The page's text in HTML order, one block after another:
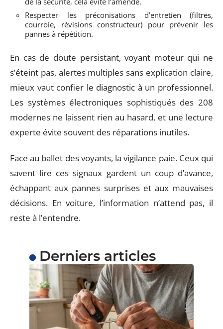
Respecter les préconisations d’entretien (filtres,
courroie, révisions constructeur) pour prévenir les
pannes à répétition.
En cas de doute persistant, voyant moteur qui ne
s’éteint pas, alertes multiples sans explication claire,
mieux vaut confier le diagnostic à un professionnel.
Les systèmes électroniques sophistiqués des 208
modernes ne laissent rien au hasard, et une lecture
experte évite souvent des réparations inutiles.
Face au ballet des voyants, la vigilance paie. Ceux qui
savent lire ces signaux gardent un coup d’avance,
échappant aux pannes surprises et aux mauvaises
décisions. En voiture, l’information n’attend pas, il
reste à l’entendre.
Derniers articles